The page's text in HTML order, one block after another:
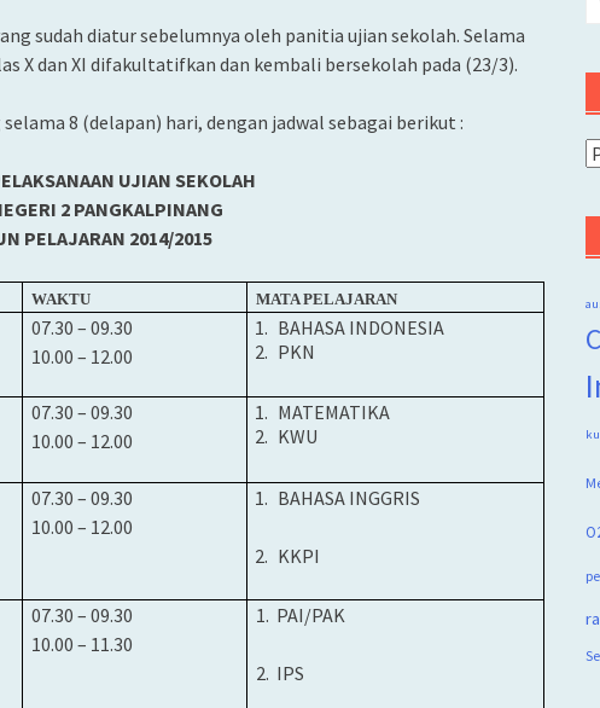
sudah diatur sebelumnya oleh panitia ujian sekolah. Selama
X dan XI difakultatifkan dan kembali bersekolah pada (23/3).
8 (delapan) hari, dengan jadwal sebagai berikut :
UJIAN SEKOLAH
2 PANGKALPINANG
PELAJARAN 2014/2015
WAKTU
MATA PELAJARAN
07.30 –09.30
10.00 – 12.00
1. BAHASA INDONESIA
2. PKN
07.30 –09.30
10.00 – 12.00
1. MATEMATIKA
2. KWU
07.30 –09.30
10.00 – 12.00
1. BAHASA INGGRIS
2. KKPI
07.30 –09.30
10.00 – 11.30
1. PAI/PAK
2. IPS